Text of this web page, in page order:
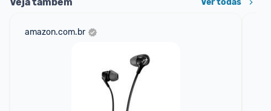
Ver todas
amazon.com.br